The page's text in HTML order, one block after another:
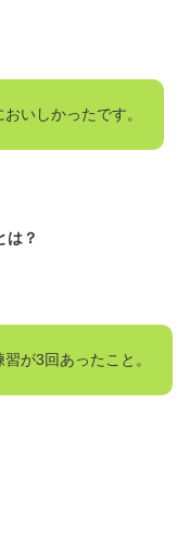
いしかったです。
は？
が3回あったこと。